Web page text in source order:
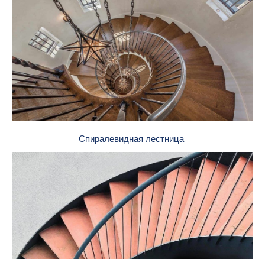
Спиралевидная лестница